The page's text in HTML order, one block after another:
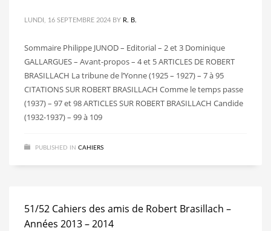
LUNDI, 16 SEPTEMBRE 2024 BY R. B.
Sommaire Philippe JUNOD – Editorial – 2 et 3 Dominique
GALLARGUES – Avant-propos – 4 et 5 ARTICLES DE ROBERT
BRASILLACH La tribune de l’Yonne (1925 – 1927) – 7 à 95
CITATIONS SUR ROBERT BRASILLACH Comme le temps passe
(1937) – 97 et 98 ARTICLES SUR ROBERT BRASILLACH Candide
(1932-1937) – 99 à 109
PUBLISHED IN CAHIERS
51/52 Cahiers des amis de Robert Brasillach –
Années 2013 – 2014